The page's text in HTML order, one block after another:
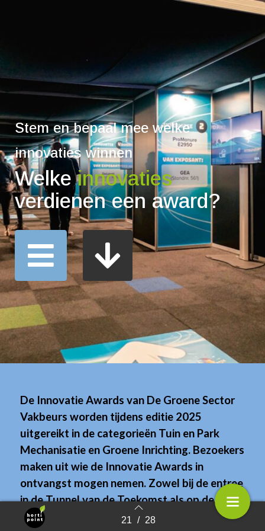
Terug naar overzicht 21 / 28
Stem en bepaal mee welke
innovaties winnen
Welkeinnovaties
verdienen een award?
De Innovatie Awards van De Groene Sector
Vakbeurs worden tijdens editie 2025
uitgereikt in de categorieën Tuin en Park
Mechanisatie en Groene Inrichting. Bezoekers
maken uit wie de Innovatie Awards in
ontvangst mogen nemen. Zowel bij de entree
in de Tunnel van de Toekomst als op de
website van de beurs (zie de QR-code